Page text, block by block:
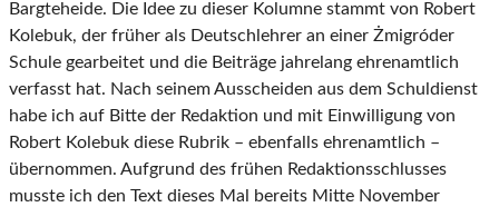
Bargteheide. Die Idee zu dieser Kolumne stammt von Robert
Kolebuk, der früher als Deutschlehrer an einer Żmigróder
Schule gearbeitet und die Beiträge jahrelang ehrenamtlich
verfasst hat. Nach seinem Ausscheiden aus dem Schuldienst
habe ich auf Bitte der Redaktion und mit Einwilligung von
Robert Kolebuk diese Rubrik – ebenfalls ehrenamtlich –
übernommen. Aufgrund des frühen Redaktionsschlusses
musste ich den Text dieses Mal bereits Mitte November